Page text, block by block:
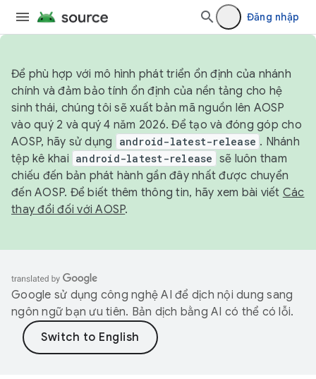
Đăng nhập
Để phù hợp với mô hình phát triển ổn định của nhánh
chính và đảm bảo tính ổn định của nền tảng cho hệ
sinh thái, chúng tôi sẽ xuất bản mã nguồn lên AOSP
vào quý 2 và quý 4 năm 2026. Để tạo và đóng góp cho
AOSP, hãy sử dụng
android-latest-release . Nhánh
tệp kê khai android-latest-release sẽ luôn tham
chiếu đến bản phát hành gần đây nhất được chuyển
đến AOSP. Để biết thêm thông tin, hãy xem bài viết Các
thay đổi đối với AOSP.
Google sử dụng công nghệ AI để dịch nội dung sang
ngôn ngữ bạn ưu tiên. Bản dịch bằng AI có thể có lỗi.